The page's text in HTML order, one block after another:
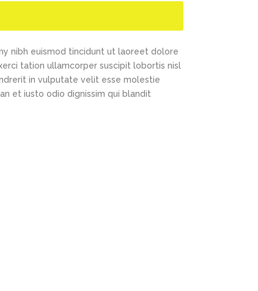
nibh euismod tincidunt ut laoreet dolore
tation ullamcorper suscipit lobortis nisl
in vulputate velit esse molestie
et iusto odio dignissim qui blandit